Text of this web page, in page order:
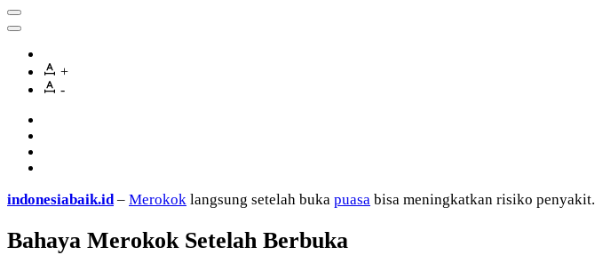
+
-
indonesiabaik.id – Merokok langsung setelah buka puasa bisa meningkatkan risiko penyakit.
Bahaya Merokok Setelah Berbuka